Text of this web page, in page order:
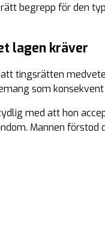
begrepp för den
lagen kräver
tingsrätten
som
med att hon
Mannen